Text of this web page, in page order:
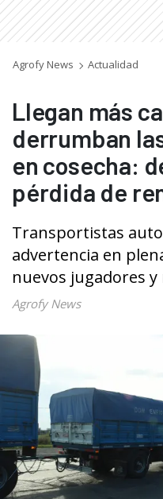
Agrofy News Actualidad
Llegan más
derrumban
en cosecha:
pérdida de
Transportistas
advertencia en
nuevos jugadores
Agrofy News